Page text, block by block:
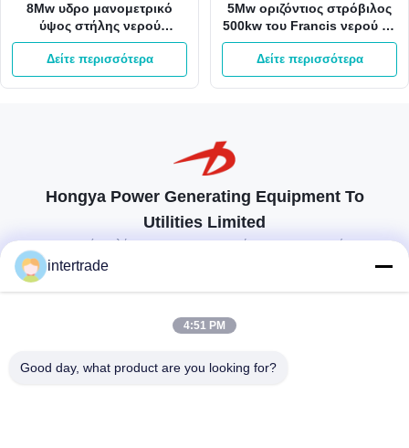
8Mw υδρο μανομετρικό
ύψος στήλης νερού
στροβίλων 800kw του
Francis 65m γεννήτρια
τουρμπίνας του Francis
Δείτε περισσότερα
5Mw οριζόντιος στρόβιλος
500kw του Francis νερού με
το δρομέα ανοξείδωτου
Δείτε περισσότερα
Hongya Power Generating Equipment To
Utilities Limited
προσαρμοσμένες λύσεις για να ανταποκρίνονται στις απαιτήσεις των
86-28-37561966-8:00
intertrade
4:51 PM
Good day, what product are you looking for?